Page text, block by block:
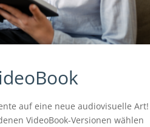
auf eine neue audiovisuelle Art!
VideoBook-Versionen wählen